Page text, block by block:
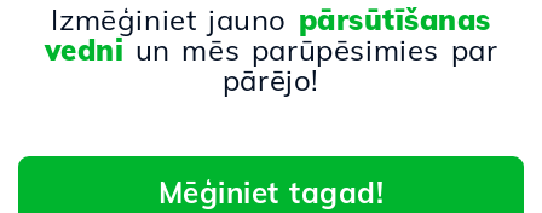
Izmēģiniet jauno pārsūtīšanas
vedni un mēs parūpēsimies par
pārējo!
Mēģiniet tagad!